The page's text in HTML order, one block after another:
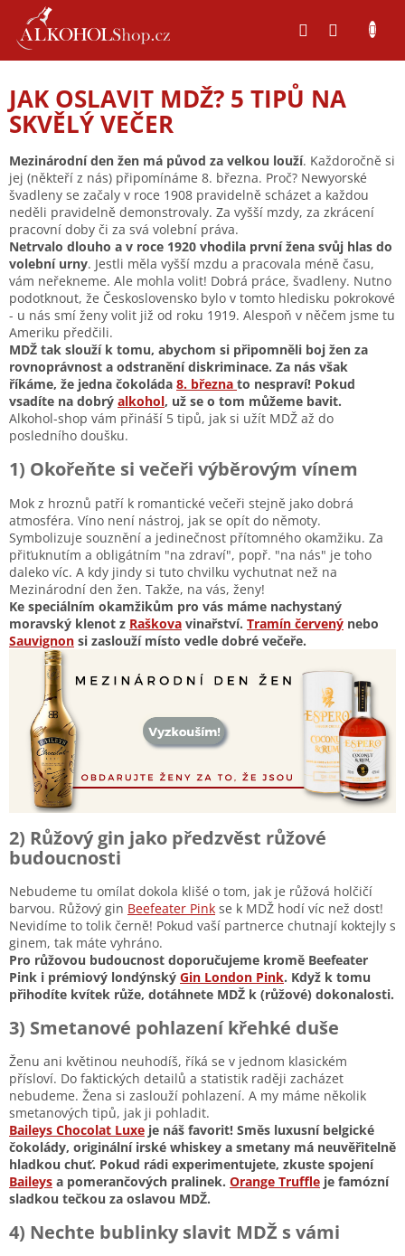
obsah
JAK OSLAVIT MDŽ? 5 TIPŮ NA
SKVĚLÝ VEČER
Mezinárodní den žen má původ za velkou louží. Každoročně si
jej (někteří z nás) připomínáme 8. března. Proč? Newyorské
švadleny se začaly v roce 1908 pravidelně scházet a každou
neděli pravidelně demonstrovaly. Za vyšší mzdy, za zkrácení
pracovní doby či za svá volební práva.
Netrvalo dlouho a v roce 1920 vhodila první žena svůj hlas do
volební urny. Jestli měla vyšší mzdu a pracovala méně času,
vám neřekneme. Ale mohla volit! Dobrá práce, švadleny. Nutno
podotknout, že Československo bylo v tomto hledisku pokrokové
- u nás smí ženy volit již od roku 1919. Alespoň v něčem jsme tu
Ameriku předčili.
MDŽ tak slouží k tomu, abychom si připomněli boj žen za
rovnoprávnost a odstranění diskriminace. Za nás však
říkáme, že jedna čokoláda 8. března to nespraví! Pokud
vsadíte na dobrý alkohol, už se o tom můžeme bavit.
Alkohol-shop vám přináší 5 tipů, jak si užít MDŽ až do
posledního doušku.
1) Okořeňte si večeři výběrovým vínem
Mok z hroznů patří k romantické večeři stejně jako dobrá
atmosféra. Víno není nástroj, jak se opít do němoty.
Symbolizuje souznění a jedinečnost přítomného okamžiku. Za
přiťuknutím a obligátním "na zdraví", popř. "na nás" je toho
daleko víc. A kdy jindy si tuto chvilku vychutnat než na
Mezinárodní den žen. Takže, na vás, ženy!
Ke speciálním okamžikům pro vás máme nachystaný
moravský klenot z Raškova vinařství. Tramín červený nebo
Sauvignon si zaslouží místo vedle dobré večeře.
2) Růžový gin jako předzvěst růžové
budoucnosti
Nebudeme tu omílat dokola klišé o tom, jak je růžová holčičí
barvou. Růžový gin Beefeater Pink se k MDŽ hodí víc než dost!
Nevidíme to tolik černě! Pokud vaší partnerce chutnají koktejly s
ginem, tak máte vyhráno.
Pro růžovou budoucnost doporučujeme kromě Beefeater
Pink i prémiový londýnský Gin London Pink. Když k tomu
přihodíte kvítek růže, dotáhnete MDŽ k (růžové) dokonalosti.
3) Smetanové pohlazení křehké duše
Ženu ani květinou neuhodíš, říká se v jednom klasickém
přísloví. Do faktických detailů a statistik raději zacházet
nebudeme. Žena si zaslouží pohlazení. A my máme několik
smetanových tipů, jak ji pohladit.
Baileys Chocolat Luxe je náš favorit! Směs luxusní belgické
čokolády, originální irské whiskey a smetany má neuvěřitelně
hladkou chuť. Pokud rádi experimentujete, zkuste spojení
Baileys a pomerančových pralinek. Orange Truffle je famózní
sladkou tečkou za oslavou MDŽ.
4) Nechte bublinky slavit MDŽ s vámi